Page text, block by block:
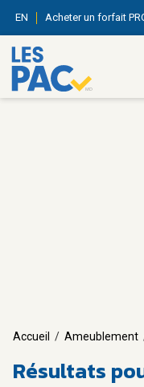
EN Acheter un forfait
Accueil / Ameublement
Résultats